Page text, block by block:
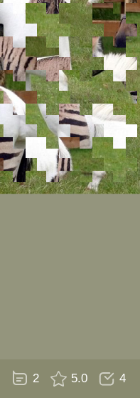
5.0 4
2 5.0 4